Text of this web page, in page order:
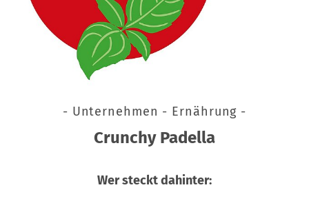
- Unternehmen - Ernährung -
Crunchy Padella
Wer steckt dahinter: